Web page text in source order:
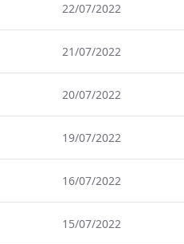
22/07/2022
21/07/2022
20/07/2022
19/07/2022
16/07/2022
15/07/2022